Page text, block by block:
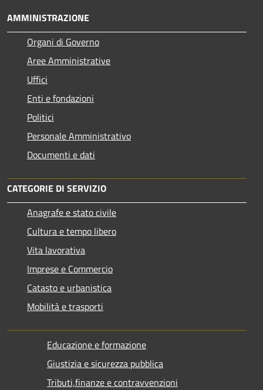
AMMINISTRAZIONE
Organi di Governo
Aree Amministrative
Uffici
Enti e fondazioni
Politici
Personale Amministrativo
Documenti e dati
CATEGORIE DI SERVIZIO
Anagrafe e stato civile
Cultura e tempo libero
Vita lavorativa
Imprese e Commercio
Catasto e urbanistica
Mobilità e trasporti
Educazione e formazione
Giustizia e sicurezza pubblica
Tributi,finanze e contravvenzioni